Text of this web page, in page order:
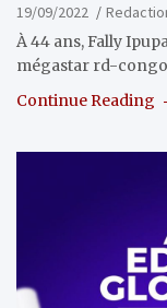
19/09/2022
À 44 ans, Fally
mégastar rd-
Continue Reading